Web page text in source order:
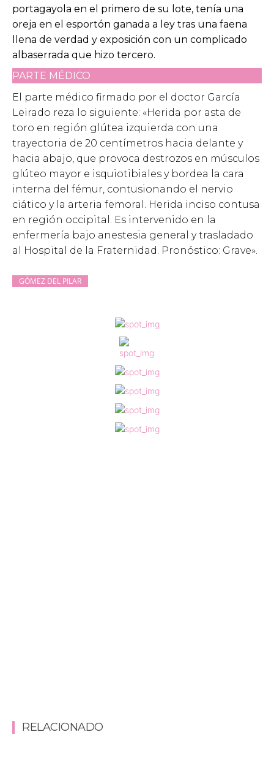
portagayola en el primero de su lote, tenía una
oreja en el esportón ganada a ley tras una faena
llena de verdad y exposición con un complicado
albaserrada que hizo tercero.
PARTE MÉDICO
El parte médico firmado por el doctor García
Leirado reza lo siguiente: «Herida por asta de
toro en región glútea izquierda con una
trayectoria de 20 centímetros hacia delante y
hacia abajo, que provoca destrozos en músculos
glúteo mayor e isquiotibiales y bordea la cara
interna del fémur, contusionando el nervio
ciático y la arteria femoral. Herida inciso contusa
en región occipital. Es intervenido en la
enfermería bajo anestesia general y trasladado
al Hospital de la Fraternidad. Pronóstico: Grave».
GÓMEZ DEL PILAR
RELACIONADO